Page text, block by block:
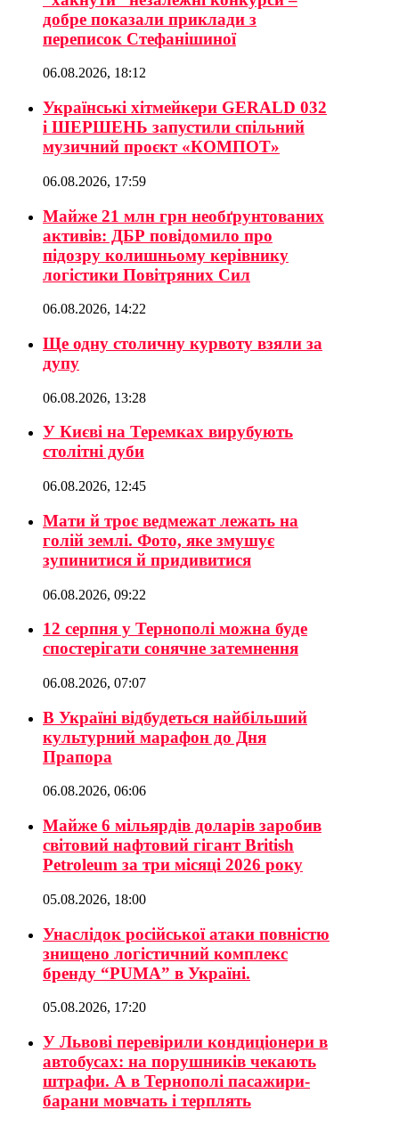
добре показали приклади з
переписок Стефанішиної
06.08.2026, 18:12
Українські хітмейкери GERALD 032
і ШЕРШЕНЬ запустили спільний
музичний проєкт «КОМПОТ»
06.08.2026, 17:59
Майже 21 млн грн необґрунтованих
активів: ДБР повідомило про
підозру колишньому керівнику
логістики Повітряних Сил
06.08.2026, 14:22
Ще одну столичну курвоту взяли за
дупу
06.08.2026, 13:28
У Києві на Теремках вирубують
столітні дуби
06.08.2026, 12:45
Мати й троє ведмежат лежать на
голій землі. Фото, яке змушує
зупинитися й придивитися
06.08.2026, 09:22
12 серпня у Тернополі можна буде
спостерігати сонячне затемнення
06.08.2026, 07:07
В Україні відбудеться найбільший
культурний марафон до Дня
Прапора
06.08.2026, 06:06
Майже 6 мільярдів доларів заробив
світовий нафтовий гігант British
Petroleum за три місяці 2026 року
05.08.2026, 18:00
Унаслідок російської атаки повністю
знищено логістичний комплекс
бренду “PUMA” в Україні.
05.08.2026, 17:20
У Львові перевірили кондиціонери в
автобусах: на порушників чекають
штрафи. А в Тернополі пасажири-
барани мовчать і терплять